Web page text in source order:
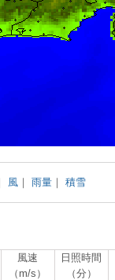
｜ 風 ｜雨量 ｜積雪
風速
（m/s）
日照時間
（分）